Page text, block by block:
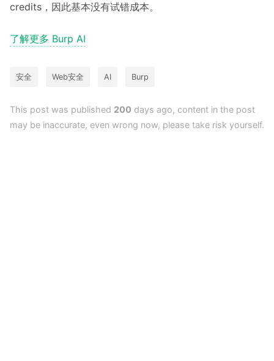
credits，因此基本没有试错成本。
了解更多 Burp AI
安全 Web安全 AI Burp
This post was published 200 days ago, content in the post
may be inaccurate, even wrong now, please take risk yourself.